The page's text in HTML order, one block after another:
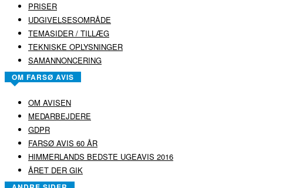
PRISER
UDGIVELSESOMRÅDE
TEMASIDER / TILLÆG
TEKNISKE OPLYSNINGER
SAMANNONCERING
OM FARSØ AVIS
OM AVISEN
MEDARBEJDERE
GDPR
FARSØ AVIS 60 ÅR
HIMMERLANDS BEDSTE UGEAVIS 2016
ÅRET DER GIK